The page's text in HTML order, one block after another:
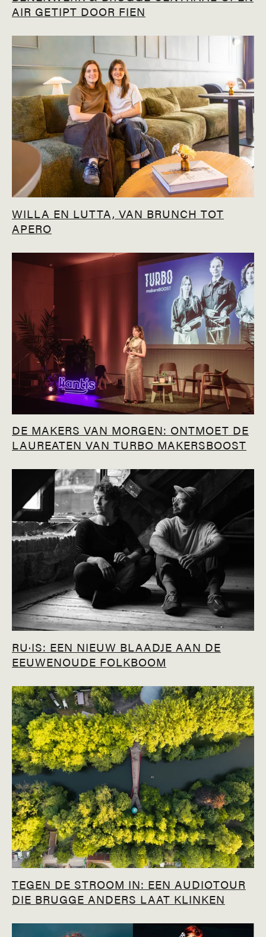
AIR GETIPT DOOR FIEN
WILLA EN LUTTA, VAN BRUNCH TOT
APERO
DE MAKERS VAN MORGEN: ONTMOET DE
LAUREATEN VAN TURBO MAKERSBOOST
RU·IS: EEN NIEUW BLAADJE AAN DE
EEUWENOUDE FOLKBOOM
TEGEN DE STROOM IN: EEN AUDIOTOUR
DIE BRUGGE ANDERS LAAT KLINKEN